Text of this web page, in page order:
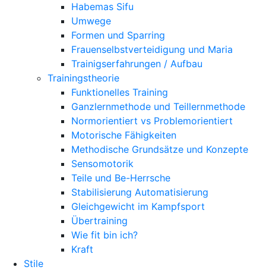
Habemas Sifu
Umwege
Formen und Sparring
Frauenselbstverteidigung und Maria
Trainigserfahrungen / Aufbau
Trainingstheorie
Funktionelles Training
Ganzlernmethode und Teillernmethode
Normorientiert vs Problemorientiert
Motorische Fähigkeiten
Methodische Grundsätze und Konzepte
Sensomotorik
Teile und Be-Herrsche
Stabilisierung Automatisierung
Gleichgewicht im Kampfsport
Übertraining
Wie fit bin ich?
Kraft
Stile